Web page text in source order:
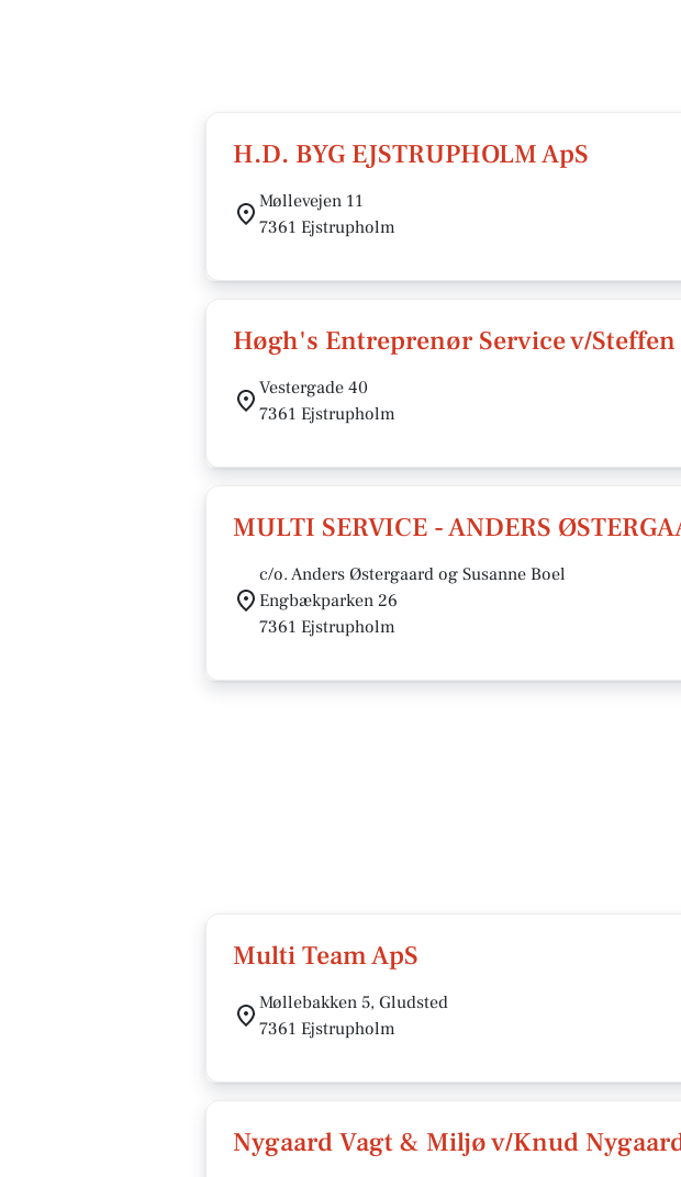
H.D. BYG EJSTRUPHOLM ApS
Møllevejen 11
7361 Ejstrupholm
Høgh's Entreprenør Service v/
Vestergade 40
7361 Ejstrupholm
MULTI SERVICE - ANDERS
c/o. Anders Østergaard og Susanne Boel
Engbækparken 26
7361 Ejstrupholm
Multi Team ApS
Møllebakken 5, Gludsted
7361 Ejstrupholm
Nygaard Vagt & Miljø v/Knud